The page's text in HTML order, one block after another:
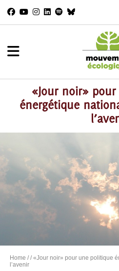
«Jour noir»
énergétique
Home // «Jour noir» pour une politique
l’avenir